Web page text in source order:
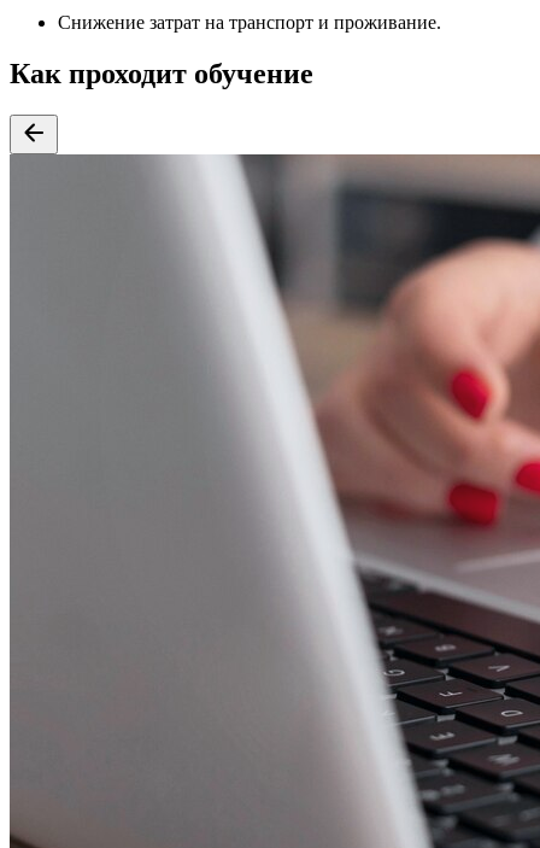
Снижение затрат на транспорт и проживание.
Как проходит обучение